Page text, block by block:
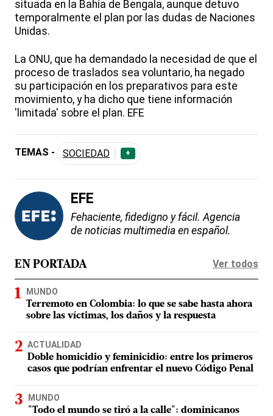
situada en la Bahía de Bengala, aunque detuvo
temporalmente el plan por las dudas de Naciones
Unidas.
La ONU, que ha demandado la necesidad de que el
proceso de traslados sea voluntario, ha negado
su participación en los preparativos para este
movimiento, y ha dicho que tiene información
'limitada' sobre el plan. EFE
TEMAS - SOCIEDAD +
EFE
Fehaciente, fidedigno y fácil. Agencia
de noticias multimedia en español.
EN PORTADA Ver todos
MUNDO
Terremoto en Colombia: lo que se sabe hasta ahora
sobre las víctimas, los daños y la respuesta
ACTUALIDAD
Doble homicidio y feminicidio: entre los primeros
casos que podrían enfrentar el nuevo Código Penal
MUNDO
"Todo el mundo se tiró a la calle": dominicanos